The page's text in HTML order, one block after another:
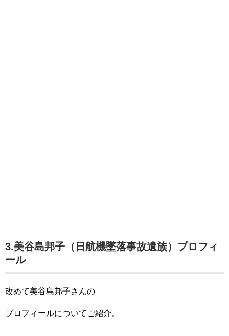
3.美谷島邦子（日航機墜落事故遺族）プロフィ
ール
改めて美谷島邦子さんの
プロフィールについてご紹介。